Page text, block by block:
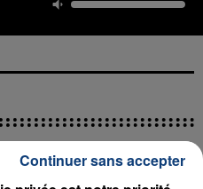
Continuer sans accepter